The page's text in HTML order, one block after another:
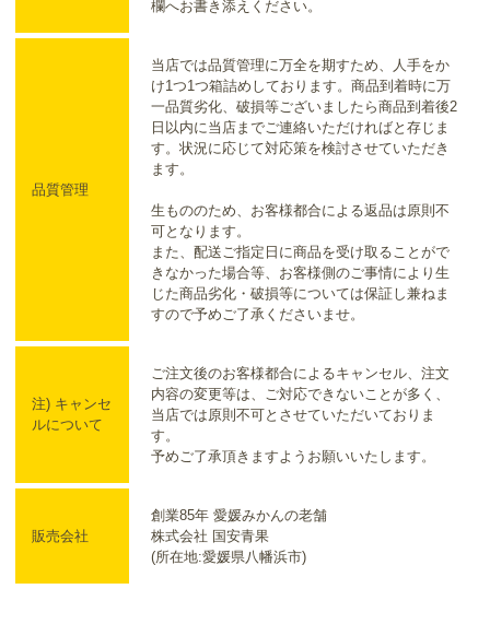
欄へお書き添えください。
品質管理
当店では品質管理に万全を期すため、人手をか
け1つ1つ箱詰めしております。商品到着時に万
一品質劣化、破損等ございましたら商品到着後2
日以内に当店までご連絡いただければと存じま
す。状況に応じて対応策を検討させていただき
ます。
生もののため、お客様都合による返品は原則不
可となります。
また、配送ご指定日に商品を受け取ることがで
きなかった場合等、お客様側のご事情により生
じた商品劣化・破損等については保証し兼ねま
すので予めご了承くださいませ。
注) キャンセ
ルについて
ご注文後のお客様都合によるキャンセル、注文
内容の変更等は、ご対応できないことが多く、
当店では原則不可とさせていただいておりま
す。
予めご了承頂きますようお願いいたします。
販売会社
創業85年 愛媛みかんの老舗
株式会社 国安青果
(所在地:愛媛県八幡浜市)